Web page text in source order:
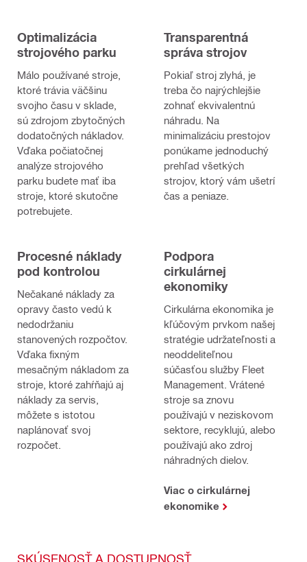
Optimalizácia
strojového parku
Málo používané stroje,
ktoré trávia väčšinu
svojho času v sklade,
sú zdrojom zbytočných
dodatočných nákladov.
Vďaka počiatočnej
analýze strojového
parku budete mať iba
stroje, ktoré skutočne
potrebujete.
Transparentná
správa strojov
Pokiaľ stroj zlyhá, je
treba čo najrýchlejšie
zohnať ekvivalentnú
náhradu. Na
minimalizáciu prestojov
ponúkame jednoduchý
prehľad všetkých
strojov, ktorý vám ušetrí
čas a peniaze.
Procesné náklady
pod kontrolou
Nečakané náklady za
opravy často vedú k
nedodržaniu
stanovených rozpočtov.
Vďaka fixným
mesačným nákladom za
stroje, ktoré zahŕňajú aj
náklady za servis,
môžete s istotou
naplánovať svoj
rozpočet.
Podpora
cirkulárnej
ekonomiky
Cirkulárna ekonomika je
kľúčovým prvkom našej
stratégie udržateľnosti a
neoddeliteľnou
súčasťou služby Fleet
Management. Vrátené
stroje sa znovu
používajú v neziskovom
sektore, recyklujú, alebo
používajú ako zdroj
náhradných dielov.
Viac o cirkulárnej
ekonomike
SKÚSENOSŤ A DOSTUPNOSŤ